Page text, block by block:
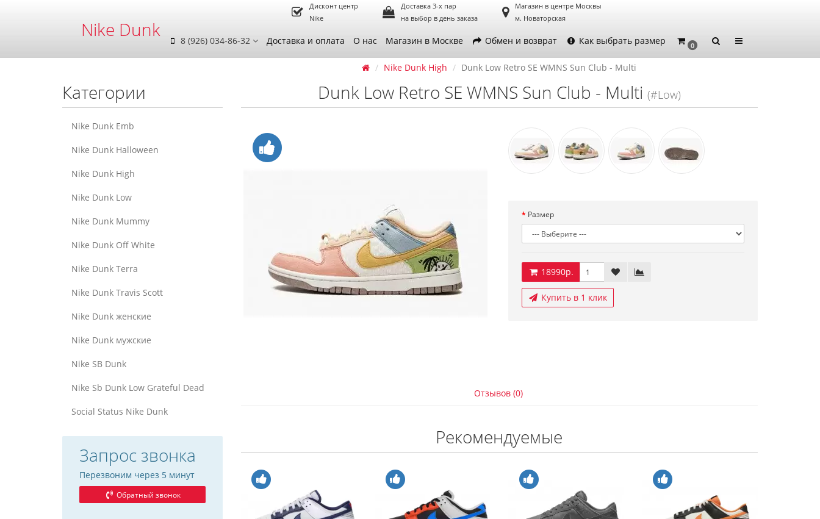
Nike Dunk
Дисконт центр
Nike
Доставка 3-х пар
на выбор в день заказа
Магазин в центре Москвы
м. Новаторская
8 (926) 034-86-32 Доставка и оплата О нас Магазин в Москве Обмен и возврат Как выбрать размер 0
Категории
Nike Dunk Emb
Nike Dunk Halloween
Nike Dunk High
Nike Dunk Low
Nike Dunk Mummy
Nike Dunk Off White
Nike Dunk Terra
Nike Dunk Travis Scott
Nike Dunk женские
Nike Dunk мужские
Nike SB Dunk
Nike Sb Dunk Low Grateful Dead
Social Status Nike Dunk
Запрос звонка
Перезвоним через 5 минут
Обратный звонок
Nike Dunk High Dunk Low Retro SE WMNS Sun Club - Multi
Dunk Low Retro SE WMNS Sun Club - Multi (#Low)
Размер
18990р.
Купить в 1 клик
Отзывов (0)
Рекомендуемые